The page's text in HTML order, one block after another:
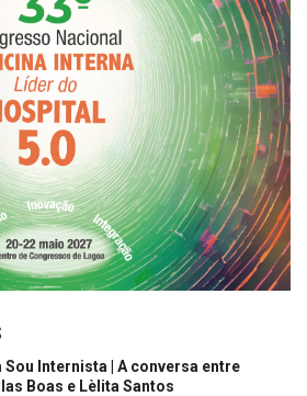
Sou Internista | A conversa entre
Boas e Lèlita Santos